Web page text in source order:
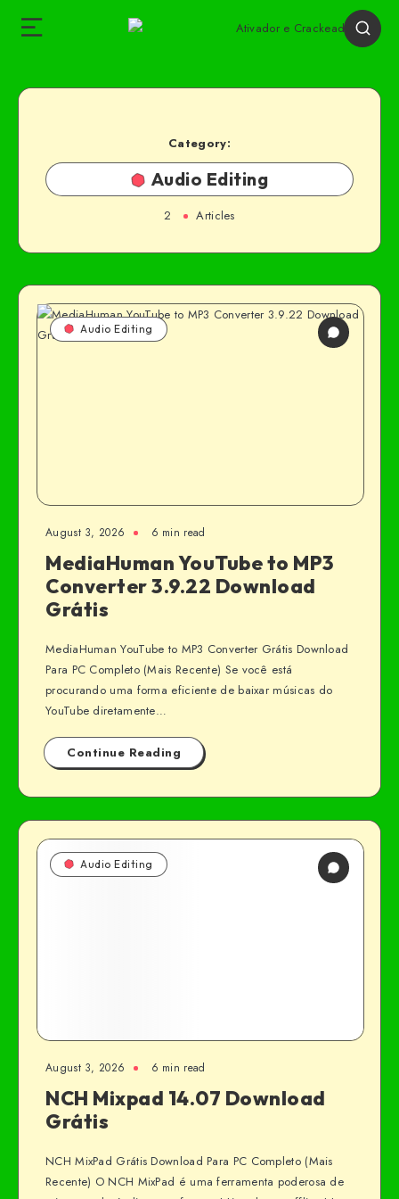
Category:
Audio Editing
2 Articles
Audio Editing
August 3, 2026 6 min read
MediaHuman YouTube to MP3
Converter 3.9.22 Download
Grátis
MediaHuman YouTube to MP3 Converter Grátis Download
Para PC Completo (Mais Recente) Se você está
procurando uma forma eficiente de baixar músicas do
YouTube diretamente…
Continue Reading
Audio Editing
August 3, 2026 6 min read
NCH Mixpad 14.07 Download
Grátis
NCH MixPad Grátis Download Para PC Completo (Mais
Recente) O NCH MixPad é uma ferramenta poderosa de